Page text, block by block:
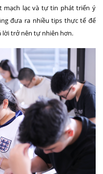
mạch lạc và tự tin phát triển ý
đưa ra nhiều tips thực tế để
lời trở nên tự nhiên hơn.